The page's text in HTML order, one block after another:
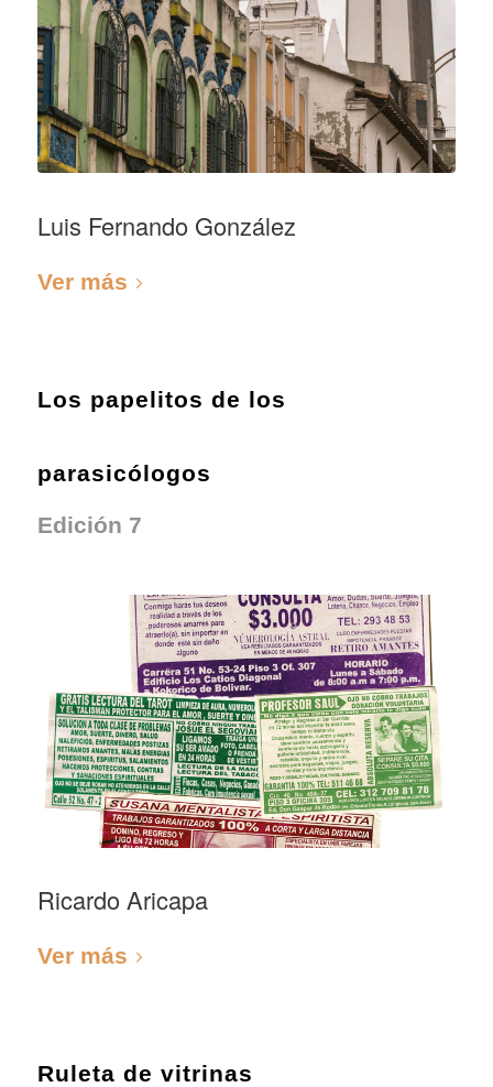
Luis Fernando González
Ver más
Los papelitos de los
parasicólogos
Edición 7
Ricardo Aricapa
Ver más
Ruleta de vitrinas